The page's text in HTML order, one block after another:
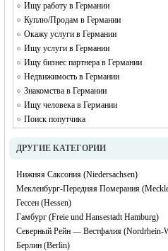
Ищу работу в Германии
Куплю/Продам в Германии
Окажу услуги в Германии
Ищу услуги в Германии
Ищу бизнес партнера в Германии
Недвижимость в Германии
Знакомства в Германии
Ищу человека в Германии
Поиск попутчика
ДРУГИЕ КАТЕГОРИИ
Нижняя Саксония (Niedersachsen)
Мекленбург-Передняя Померания
Гессен (Hessen)
Гамбург (Freie und Hansestadt Hamburg)
Северный Рейн — Вестфалия (Nordrhein-
Берлин (Berlin)